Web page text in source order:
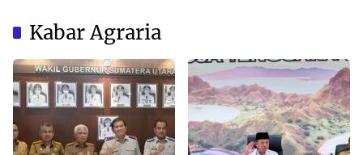
Kabar Agraria